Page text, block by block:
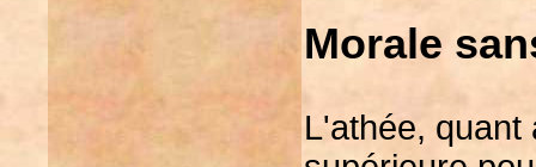
Morale
L'athée, quant